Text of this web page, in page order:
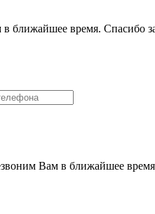
ближайшее время. Спасибо
Вам в ближайшее